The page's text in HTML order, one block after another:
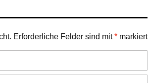
Erforderliche Felder sind mit* markiert